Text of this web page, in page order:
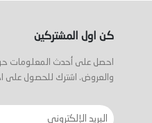
كن اول المشتركين
احصل على أحدث المعلومات
والعروض. اشترك للحصول على